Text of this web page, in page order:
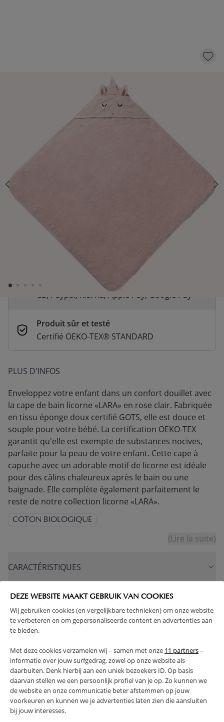
DEZE WEBSITE MAAKT GEBRUIK VAN COOKIES
Wij gebruiken cookies (en vergelijkbare technieken) om onze website
te verbeteren en om gepersonaliseerde content en advertenties aan
te bieden.
Met deze cookies verzamelen wij – samen met onze 11 partners–
informatie over jouw surfgedrag, zowel op onze website als
daarbuiten. Denk hierbij aan een uniek bezoekers ID. Op basis
daarvan stellen we een persoonlijk profiel van je op. Zo kunnen we
de website en onze communicatie beter afstemmen op jouw
voorkeuren en kunnen we je advertenties laten zien die aansluiten
bij jouw interesses.
CAPE DE BAIN BÉBÉ LICORNE «LARA»| 75 X
QUANTITÉ
Livraison rapide
En stock | Livraison rapide (2 à 5 jours
Paiement sécurisé et flexible
CB, Paypal, Klarna, Apple Pay, Google Pay
Produit sûr et testé
Certifié OEKO-TEX® STANDARD
PLUS D'INFOS
Enveloppez votre enfant dans un confort douillet avec
la cape de bain licorne «LARA» en rose clair. Fabriquée
en tissu éponge doux certifié GOTS, elle est douce et
souple pour votre bébé. La certification OEKO-TEX
garantit qu'elle est exempte de substances nocives,
parfaite pour la peau de votre enfant. Cette cape à
capuche avec un adorable motif de licorne est idéale
pour des câlins chaleureux après le bain ou une
baignade. Elle complète également parfaitement le
reste de notre collection licorne «LARA».
COTON BIOLOGIQUE
(Lire la suite)
CARACTÉRISTIQUES
AVANTAGES DE CE PRODUIT
RETOURS
High-contrast mode
SOUVENT ACHETÉS ENSEMBLE